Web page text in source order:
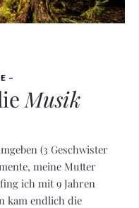
–
Musik
(3 Geschwister
meine Mutter
ich mit 9 Jahren
kam endlich die